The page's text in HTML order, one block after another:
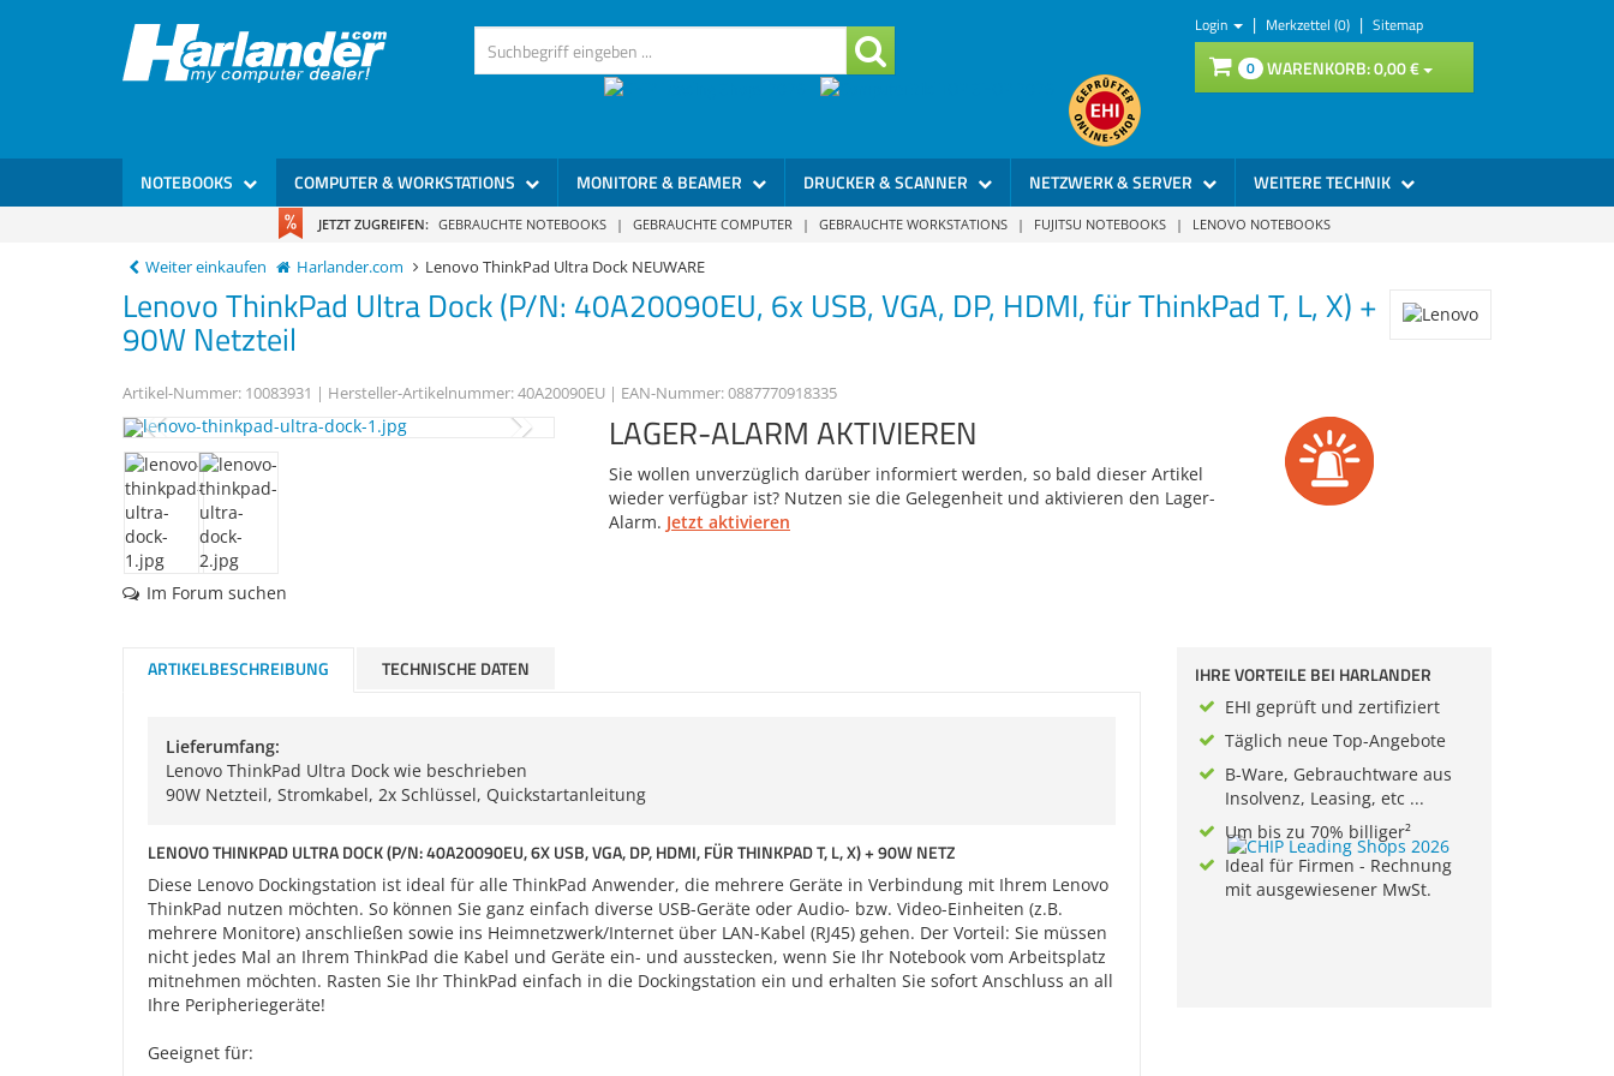
Login | Merkzettel (0) | Sitemap
0 WARENKORB:0,00€
NOTEBOOKS COMPUTER & WORKSTATIONS MONITORE & BEAMER DRUCKER & SCANNER NETZWERK & SERVER WEITERE TECHNIK
JETZT ZUGREIFEN: GEBRAUCHTE NOTEBOOKS | GEBRAUCHTE COMPUTER | GEBRAUCHTE WORKSTATIONS | FUJITSU NOTEBOOKS | LENOVO NOTEBOOKS
Weiter einkaufen Harlander.com Lenovo ThinkPad Ultra Dock NEUWARE
LenovoThinkPad Ultra Dock(P/N: 40A20090EU, 6x USB, VGA, DP, HDMI, für ThinkPad T, L, X) +
90W Netzteil
Artikel-Nummer: 10083931 | Hersteller-Artikelnummer:40A20090EU | EAN-Nummer:0887770918335
Im Forum suchen
LAGER-ALARM AKTIVIEREN
Sie wollen unverzüglich darüber informiert werden, so bald dieser Artikel
wieder verfügbar ist? Nutzen sie die Gelegenheit und aktivieren den Lager-
Alarm. Jetzt aktivieren
ARTIKELBESCHREIBUNG TECHNISCHE DATEN
Lieferumfang:
Lenovo ThinkPad Ultra Dock wie beschrieben
90W Netzteil, Stromkabel, 2x Schlüssel, Quickstartanleitung
LENOVO THINKPAD ULTRA DOCK (P/N: 40A20090EU, 6X USB, VGA, DP, HDMI, FÜR THINKPAD T, L, X) + 90W NETZ
Diese Lenovo Dockingstation ist ideal für alle ThinkPad Anwender, die mehrere Geräte in Verbindung mit Ihrem Lenovo
ThinkPad nutzen möchten. So können Sie ganz einfach diverse USB-Geräte oder Audio- bzw. Video-Einheiten (z.B.
mehrere Monitore) anschließen sowie ins Heimnetzwerk/Internet über LAN-Kabel (RJ45) gehen. Der Vorteil: Sie müssen
nicht jedes Mal an Ihrem ThinkPad die Kabel und Geräte ein- und ausstecken, wenn Sie Ihr Notebook vom Arbeitsplatz
mitnehmen möchten. Rasten Sie Ihr ThinkPad einfach in die Dockingstation ein und erhalten Sie sofort Anschluss an all
Ihre Peripheriegeräte!
Geeignet für:
IHRE VORTEILE BEI HARLANDER
EHI geprüft und zertifiziert
Täglich neue Top-Angebote
B-Ware, Gebrauchtware aus
Insolvenz, Leasing, etc ...
Um bis zu 70% billiger²
Ideal für Firmen - Rechnung
mit ausgewiesener MwSt.